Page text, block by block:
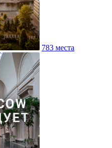
783 места